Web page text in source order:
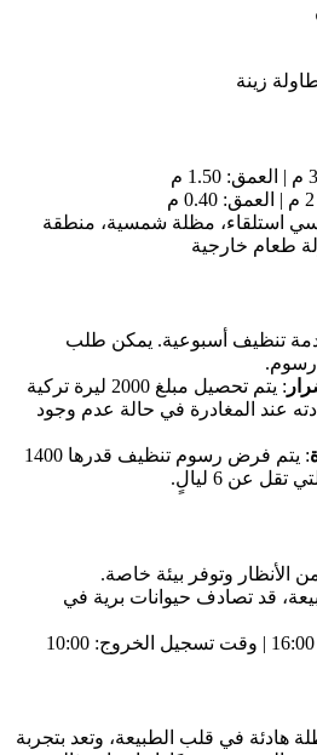
زينة
استلقاء، مظلة شمسية، منطقة
طعام خارجية
تنظيف أسبوعية. يمكن طلب
رسوم.
: يتم تحصيل مبلغ 2000 ليرة تركية
عند المغادرة في حالة عدم وجود
: يتم فرض رسوم تنظيف قدرها 1400
عن 6 ليالٍ.
الأنظار وتوفر بيئة خاصة.
قد تصادف حيوانات برية في
هادئة في قلب الطبيعة، وتعد بتجربة